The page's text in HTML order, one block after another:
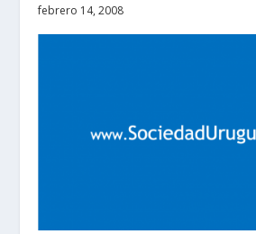
febrero 14, 2008